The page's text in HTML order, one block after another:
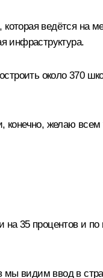
ведётся на
инфраструктура.
около 370
конечно, желаю всем
35 процентов и по
мы видим ввод в